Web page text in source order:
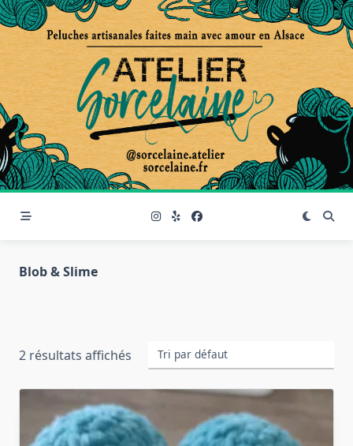
Skip
to
content
Blob & Slime
2 résultats affichés